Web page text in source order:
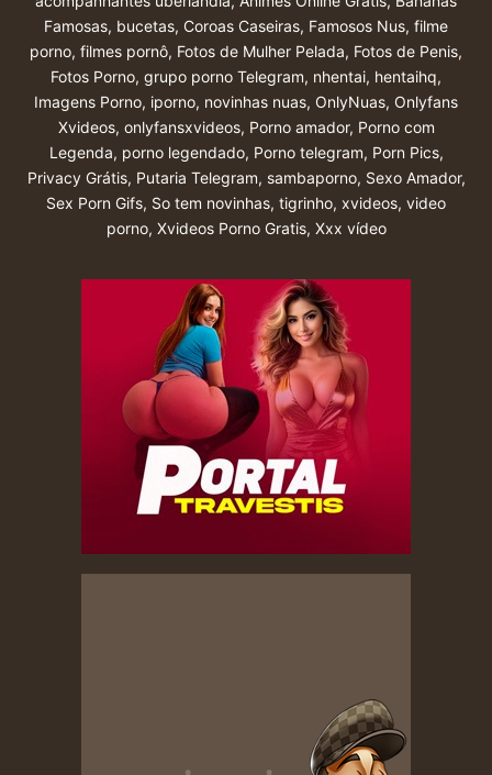
Famosas, bucetas, Coroas Caseiras, Famosos Nus, filme
porno, filmes pornô, Fotos de Mulher Pelada, Fotos de Penis,
Fotos Porno, grupo porno Telegram, nhentai, hentaihq,
Imagens Porno, iporno, novinhas nuas, OnlyNuas, Onlyfans
Xvideos, onlyfansxvideos, Porno amador, Porno com
Legenda, porno legendado, Porno telegram, Porn Pics,
Privacy Grátis, Putaria Telegram, sambaporno, Sexo Amador,
Sex Porn Gifs, So tem novinhas, tigrinho, xvideos, video
porno, Xvideos Porno Gratis, Xxx vídeo